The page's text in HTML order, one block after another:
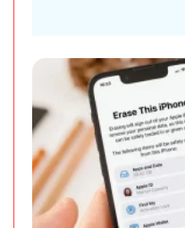
gây ra...